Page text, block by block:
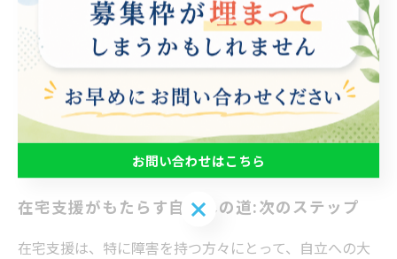
で、達成感を味わうことができます。これは自己成長を
促すだけでなく、家族全体の絆を深めることにも寄与し
ます。 在宅支援は、単なる生活サポートにとどまらず、
家族と共に取り組むことで、新たな可能性を開く機会で
もあります。支え合う力が、成功体験を生むのです。
在宅支援がもたらす自立への道:次のステップ
在宅支援は、特に障害を持つ方々にとって、自立への大
お問い合わせはこちら
お問い合わせはこちら